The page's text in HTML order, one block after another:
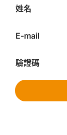
姓名
E-mail
驗證碼